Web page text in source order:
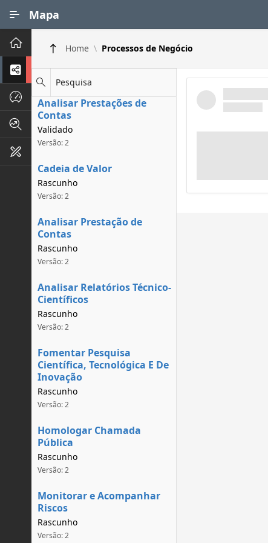
Mapa
Processos de Negócios
Dados INPI
Home Processos de Negócio
Pesquisa
Analisar Prestações de
Contas
Validado
Versão: 2
Cadeia de Valor
Rascunho
Versão: 2
Analisar Prestação de
Contas
Rascunho
Versão: 2
Analisar Relatórios Técnico-
Científicos
Rascunho
Versão: 2
Fomentar Pesquisa
Científica, Tecnológica E De
Inovação
Rascunho
Versão: 2
Homologar Chamada
Pública
Rascunho
Versão: 2
Monitorar e Acompanhar
Riscos
Rascunho
Versão: 2